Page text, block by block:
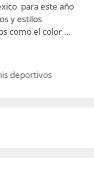
para este año
y estilos
como el color …
deportivos